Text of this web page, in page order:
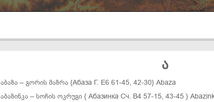
ა
აბაზა – გორის მაზრა {Абаза Г. Е6 61-45, 42-30} Abaza
აბაზინკა – სოჩის ოკრუგი { Абазинка Сч. В4 57-15, 43-45 }